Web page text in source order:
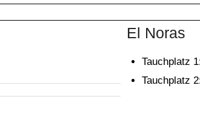
El Noras
Tauchplatz
Tauchplatz